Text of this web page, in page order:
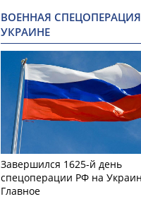
ВОЕННАЯ
УКРАИНЕ
Завершился 1625-й день
спецоперации РФ на
Главное